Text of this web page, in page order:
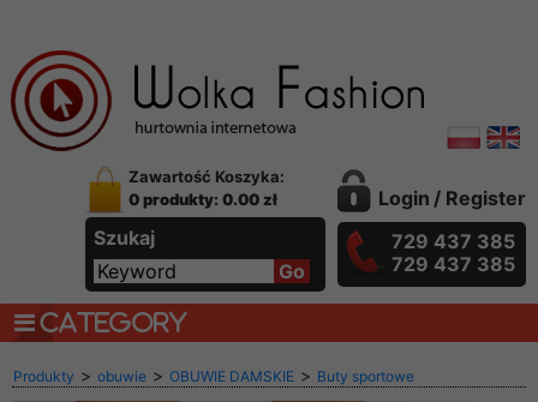
Zawartość Koszyka:
0 produkty: 0.00 zł
Szukaj
Login / Register
729 437 385
729 437 385
CATEGORY
Produkty > obuwie > OBUWIE DAMSKIE > Buty sportowe